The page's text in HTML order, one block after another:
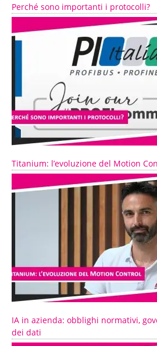
Perché sono importanti i protocolli?
Titanium: l’evoluzione del Motion
IA in azienda: obblighi normativi,
dei dati